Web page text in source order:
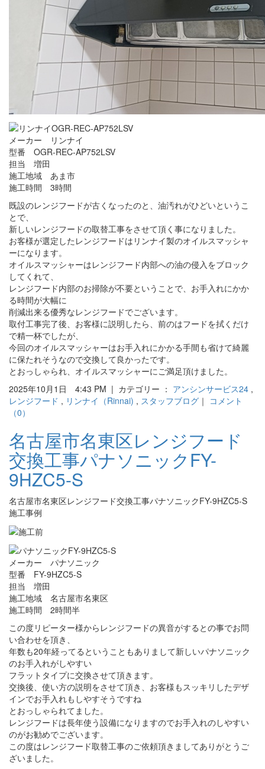
メーカー リンナイ
型番 OGR-REC-AP752LSV
担当 増田
施工地域 あま市
施工時間 3時間
既設のレンジフードが古くなったのと、油汚れがひどいというこ
とで、
新しいレンジフードの取替工事をさせて頂く事になりました。
お客様が選定したレンジフードはリンナイ製のオイルスマッシャ
ーになります。
オイルスマッシャーはレンジフード内部への油の侵入をブロック
してくれて、
レンジフード内部のお掃除が不要ということで、お手入れにかか
る時間が大幅に
削減出来る優秀なレンジフードでございます。
取付工事完了後、お客様に説明したら、前のはフードを拭くだけ
で精一杯でしたが、
今回のオイルスマッシャーはお手入れにかかる手間も省けて綺麗
に保たれそうなので交換して良かったです。
とおっしゃられ、オイルスマッシャーにご満足頂けました。
2025年10月1日 4:43 PM | カテゴリー ： アンシンサービス24 ,
レンジフード , リンナイ（Rinnai) , スタッフブログ ｜ コメント
（0）
名古屋市名東区レンジフード
交換工事パナソニックFY-
9HZC5-S
名古屋市名東区レンジフード交換工事パナソニックFY-9HZC5-S
施工事例
メーカー パナソニック
型番 FY-9HZC5-S
担当 増田
施工地域 名古屋市名東区
施工時間 2時間半
この度リピーター様からレンジフードの異音がするとの事でお問
い合わせを頂き、
年数も20年経ってるということもありまして新しいパナソニック
のお手入れがしやすい
フラットタイプに交換させて頂きます。
交換後、使い方の説明をさせて頂き、お客様もスッキリしたデザ
インでお手入れもしやすそうですね
とおっしゃられてました。
レンジフードは長年使う設備になりますのでお手入れのしやすい
のがお勧めでございます。
この度はレンジフード取替工事のご依頼頂きましてありがとうご
ざいました。